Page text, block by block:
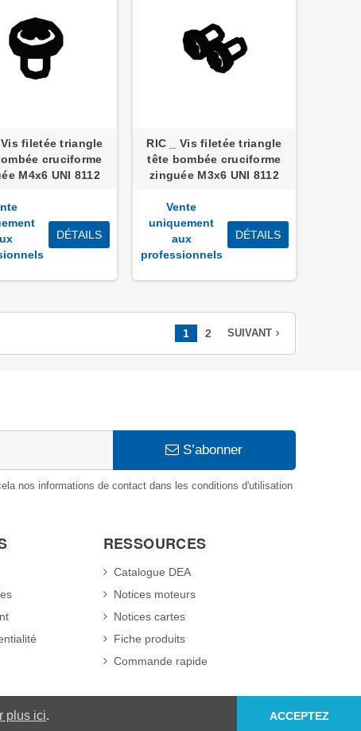
Vis filetée triangle
cruciforme
M4x6 UNI 8112
DÉTAILS
RIC _ Vis filetée triangle
tête bombée cruciforme
zinguée M3x6 UNI 8112
Vente
uniquement
aux
professionnels
DÉTAILS
1 2 SUIVANTnavigate_next
S’abonner
nos informations de contact dans les conditions d'utilisation
RESSOURCES
Catalogue DEA
Notices moteurs
Notices cartes
Fiche produits
Commande rapide
plus ici. ACCEPTEZ